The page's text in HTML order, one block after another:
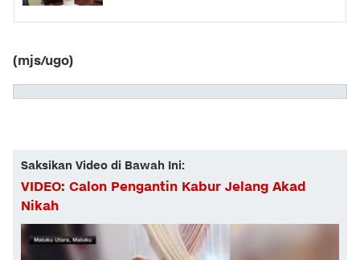
(mjs/ugo)
Saksikan Video di Bawah Ini:
VIDEO: Calon Pengantin Kabur Jelang Akad
Nikah